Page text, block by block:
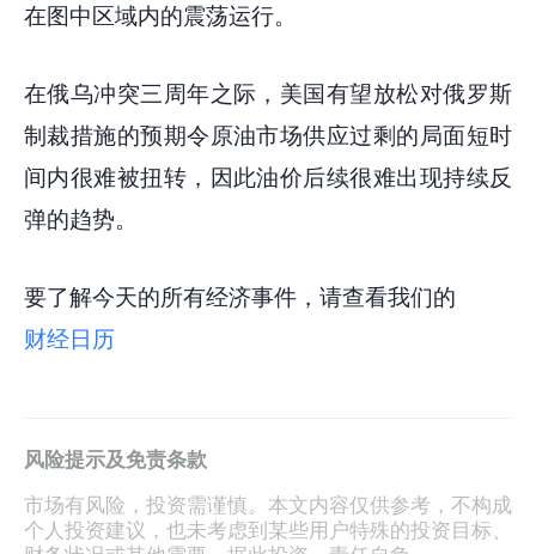
在图中区域内的震荡运行。
在俄乌冲突三周年之际，美国有望放松对俄罗斯
制裁措施的预期令原油市场供应过剩的局面短时
间内很难被扭转，因此油价后续很难出现持续反
弹的趋势。
要了解今天的所有经济事件，请查看我们的
财经日历
风险提示及免责条款
市场有风险，投资需谨慎。本文内容仅供参考，不构成
个人投资建议，也未考虑到某些用户特殊的投资目标、